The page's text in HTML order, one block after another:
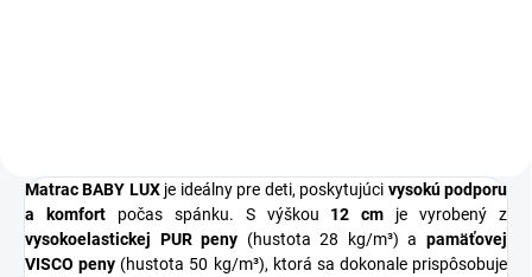
Matrac BABY LUXje ideálny pre deti, poskytujúci vysokú podporu
a komfortpočas spánku. S výškou 12 cm je vyrobený z
vysokoelastickej PUR peny (hustota 28 kg/m³) apamäťovej
VISCO peny (hustota 50 kg/m³), ktorá sa dokonale prispôsobuje